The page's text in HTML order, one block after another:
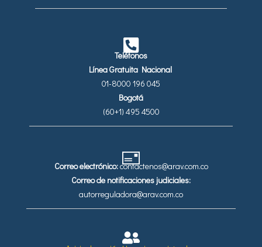
Teléfonos
Línea Gratuita Nacional
01-8000 196 045
Bogotá
(60+1) 495 4500
Correo electrónico:contactenos@arav.com.co
Correo de notificaciones judiciales:
autorreguladora@arav.com.co